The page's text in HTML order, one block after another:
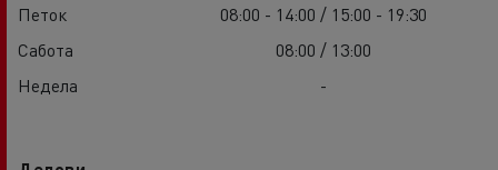
Петок
08:00 - 14:00 / 15:00 - 19:30
Сабота
08:00 / 13:00
Недела
-